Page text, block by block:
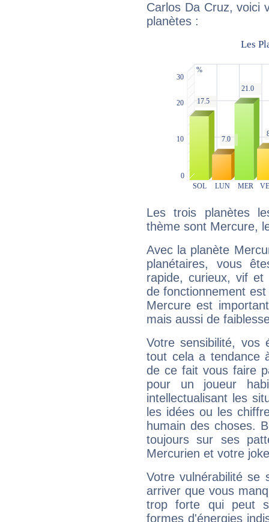
Carlos Da Cruz, voici
planètes :
Les trois planètes
thème sont Mercure,
Avec la planète
planétaires, vous
rapide, curieux, vif et
de fonctionnement
Mercure est
mais aussi de
Votre sensibilité,
tout cela a tendance
de ce fait vous faire
pour un joueur
intellectualisant les
les idées ou les
humain des choses.
toujours sur ses
Mercurien et votre
Votre vulnérabilité se
arriver que vous
trop forte qui peut
formes d'énergies